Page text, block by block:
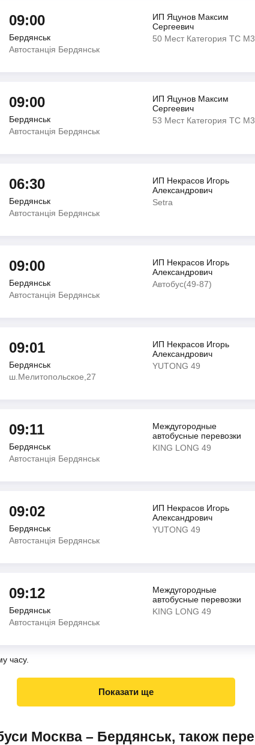
09:00
Бердянськ
Автостанція Бердянськ
ИП Яцунов Максим
Сергеевич
50 Мест Категория ТС М3
09:00
Бердянськ
Автостанція Бердянськ
ИП Яцунов Максим
Сергеевич
53 Мест Категория ТС М3
06:30
Бердянськ
Автостанція Бердянськ
ИП Некрасов Игорь
Александрович
Setra
09:00
Бердянськ
Автостанція Бердянськ
ИП Некрасов Игорь
Александрович
Автобус(49-87)
09:01
Бердянськ
ш.Мелитопольское,27
ИП Некрасов Игорь
Александрович
YUTONG 49
09:11
Бердянськ
Автостанція Бердянськ
Междугородные
автобусные перевозки
KING LONG 49
09:02
Бердянськ
Автостанція Бердянськ
ИП Некрасов Игорь
Александрович
YUTONG 49
09:12
Бердянськ
Автостанція Бердянськ
Междугородные
автобусные перевозки
KING LONG 49
часу.
Показати ще